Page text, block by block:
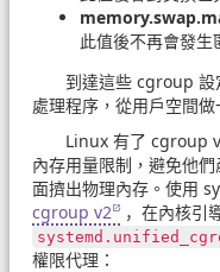
此值後不再會發生
到達這些 cgroup 設
處理程序，從用戶空間
Linux 有了 cgroup
內存用量限制，避免他
面擠出物理內存。使用
cgroup v2
，在內核引
權限代理：